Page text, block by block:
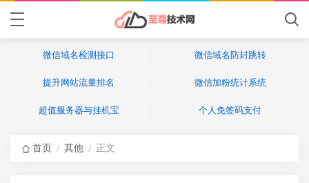
微信域名检测接口 微信域名防封跳转
提升网站流量排名 微信加粉统计系统
超值服务器与挂机宝 个人免签码支付
首页 / 其他 / 正文